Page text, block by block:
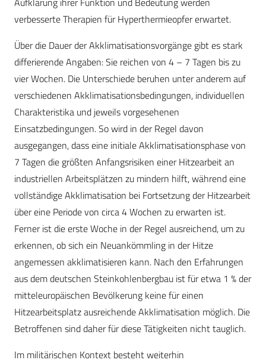
verbesserte Therapien für Hyperthermieopfer erwartet.
Über die Dauer der Akklimatisationsvorgänge gibt es stark
differierende Angaben: Sie reichen von 4 – 7 Tagen bis zu
vier Wochen. Die Unterschiede beruhen unter anderem auf
verschiedenen Akklimatisationsbedingungen, individuellen
Charakteristika und jeweils vorgesehenen
Einsatzbedingungen. So wird in der Regel davon
ausgegangen, dass eine initiale Akklimatisationsphase von
7 Tagen die größten Anfangsrisiken einer Hitzearbeit an
industriellen Arbeitsplätzen zu mindern hilft, während eine
vollständige Akklimatisation bei Fortsetzung der Hitzearbeit
über eine Periode von circa 4 Wochen zu erwarten ist.
Ferner ist die erste Woche in der Regel ausreichend, um zu
erkennen, ob sich ein Neuankömmling in der Hitze
angemessen akklimatisieren kann. Nach den Erfahrungen
aus dem deutschen Steinkohlenbergbau ist für etwa 1 % der
mitteleuropäischen Bevölkerung keine für einen
Hitzearbeitsplatz ausreichende Akklimatisation möglich. Die
Betroffenen sind daher für diese Tätigkeiten nicht tauglich.
Im militärischen Kontext besteht weiterhin